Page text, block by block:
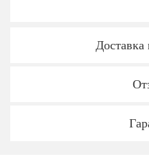
Доставка